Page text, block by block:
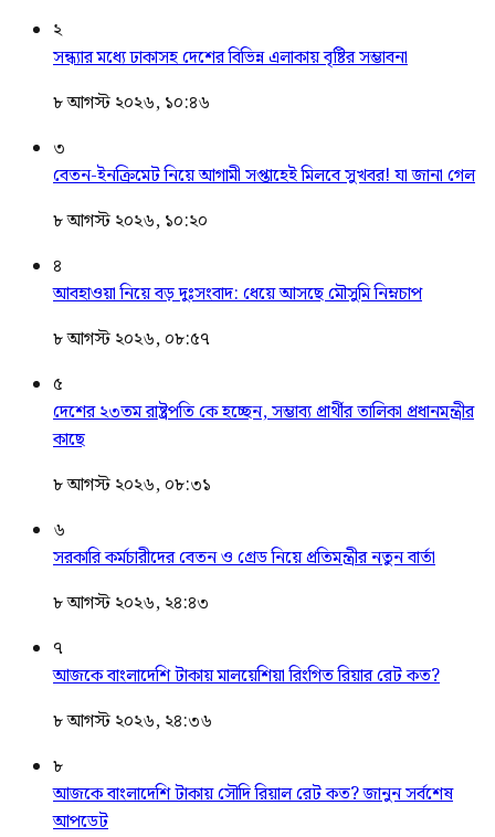
২
সন্ধ্যার মধ্যে ঢাকাসহ দেশের বিভিন্ন এলাকায় বৃষ্টির সম্ভাবনা
৮ আগস্ট ২০২৬, ১০:৪৬
৩
বেতন-ইনক্রিমেট নিয়ে আগামী সপ্তাহেই মিলবে সুখবর! যা জানা গেল
৮ আগস্ট ২০২৬, ১০:২০
৪
আবহাওয়া নিয়ে বড় দুঃসংবাদ: ধেয়ে আসছে মৌসুমি নিম্নচাপ
৮ আগস্ট ২০২৬, ০৮:৫৭
৫
দেশের ২৩তম রাষ্ট্রপতি কে হচ্ছেন, সম্ভাব্য প্রার্থীর তালিকা প্রধানমন্ত্রীর
কাছে
৮ আগস্ট ২০২৬, ০৮:৩১
৬
সরকারি কর্মচারীদের বেতন ও গ্রেড নিয়ে প্রতিমন্ত্রীর নতুন বার্তা
৮ আগস্ট ২০২৬, ২৪:৪৩
৭
আজকে বাংলাদেশি টাকায় মালয়েশিয়া রিংগিত রিয়ার রেট কত?
৮ আগস্ট ২০২৬, ২৪:৩৬
৮
আজকে বাংলাদেশি টাকায় সৌদি রিয়াল রেট কত? জানুন সর্বশেষ
আপডেট